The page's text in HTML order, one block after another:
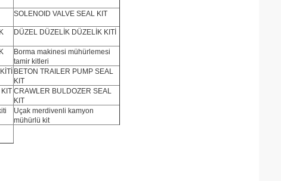
SOLENOID VALVE SEAL KIT
DÜZEL DÜZELİK DÜZELİK KITİ
Borma makinesi mühürlemesi
tamir kitleri
BETON TRAILER PUMP SEAL
KIT
CRAWLER BULDOZER SEAL
KIT
Uçak merdivenli kamyon
mühürlü kit